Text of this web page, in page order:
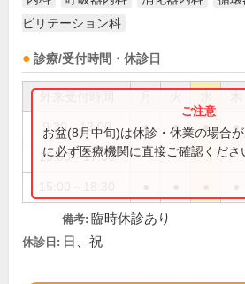
ビリテーション科
診療/受付時間・休診日
9:30～13:00 ● ● ● ●
15:00～17:00
お盆(8月中旬)は休診・休業の場合
に必ず医療機関に直接ご確認くださ
備考: 臨時休診あり
休診日: 日、祝